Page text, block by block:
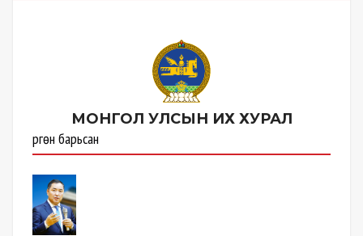
МОНГОЛ УЛСЫН ИХ ХУРАЛ
Өргөн барьсан